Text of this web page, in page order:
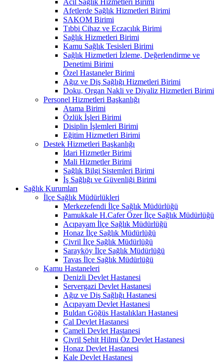
Afetlerde Sağlık Hizmetleri Birimi
SAKOM Birimi
Tıbbi Cihaz ve Eczacılık Birimi
Sağlık Hizmetleri Birimi
Kamu Sağlık Tesisleri Birimi
Sağlık Hizmetleri İzleme, Değerlendirme ve
Denetimi Birimi
Özel Hastaneler Birimi
Ağız ve Diş Sağlığı Hizmetleri Birimi
Doku, Organ Nakli ve Diyaliz Hizmetleri Birimi
Personel Hizmetleri Başkanlığı
Atama Birimi
Özlük İşleri Birimi
Disiplin İşlemleri Birimi
Eğitim Hizmetleri Birimi
Destek Hizmetleri Başkanlığı
İdari Hizmetler Birimi
Mali Hizmetler Birimi
Sağlık Bilgi Sistemleri Birimi
İş Sağlığı ve Güvenliği Birimi
Sağlık Kurumları
İlçe Sağlık Müdürlükleri
Merkezefendi İlçe Sağlık Müdürlüğü
Pamukkale H.Cafer Özer İlçe Sağlık Müdürlüğü
Acıpayam İlçe Sağlık Müdürlüğü
Honaz İlçe Sağlık Müdürlüğü
Çivril İlçe Sağlık Müdürlüğü
Sarayköy İlçe Sağlık Müdürlüğü
Tavas İlçe Sağlık Müdürlüğü
Kamu Hastaneleri
Denizli Devlet Hastanesi
Servergazi Devlet Hastanesi
Ağız ve Diş Sağlığı Hastanesi
Acıpayam Devlet Hastanesi
Buldan Göğüs Hastalıkları Hastanesi
Çal Devlet Hastanesi
Çameli Devlet Hastanesi
Çivril Şehit Hilmi Öz Devlet Hastanesi
Honaz Devlet Hastanesi
Kale Devlet Hastanesi